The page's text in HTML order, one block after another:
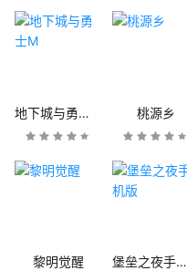
地下城与勇士M 桃源乡
黎明觉醒 堡垒之夜手机版